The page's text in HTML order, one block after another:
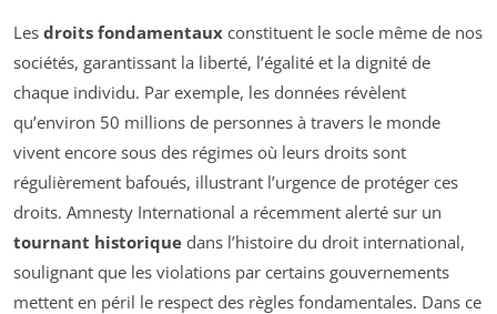
Les droits fondamentaux constituent le socle même de nos
sociétés, garantissant la liberté, l’égalité et la dignité de
chaque individu. Par exemple, les données révèlent
qu’environ 50 millions de personnes à travers le monde
vivent encore sous des régimes où leurs droits sont
régulièrement bafoués, illustrant l’urgence de protéger ces
droits. Amnesty International a récemment alerté sur un
tournant historique dans l’histoire du droit international,
soulignant que les violations par certains gouvernements
mettent en péril le respect des règles fondamentales. Dans ce